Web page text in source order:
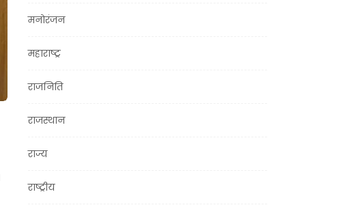
मनोरंजन
महाराष्ट्र
राजनिति
राजस्थान
राज्य
राष्ट्रीय